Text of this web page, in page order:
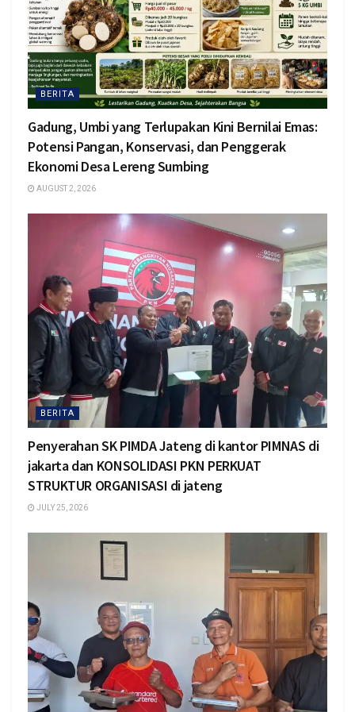
BERITA
Gadung, Umbi yang Terlupakan Kini Bernilai Emas:
Potensi Pangan, Konservasi, dan Penggerak
Ekonomi Desa Lereng Sumbing
AUGUST 2, 2026
BERITA
Penyerahan SK PIMDA Jateng di kantor PIMNAS di
jakarta dan KONSOLIDASI PKN PERKUAT
STRUKTUR ORGANISASI di jateng
JULY 25, 2026